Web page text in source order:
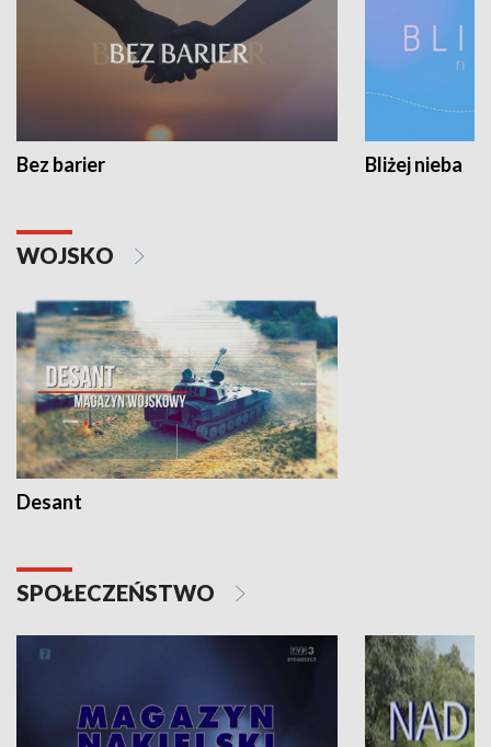
Bez barier Bliżej nieba
WOJSKO
Desant
SPOŁECZEŃSTWO